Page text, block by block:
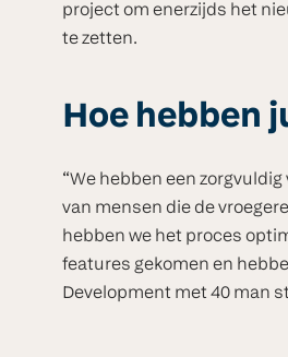
project om enerzijds het
te zetten.
Hoe hebben
“We hebben een
van mensen die de
hebben we het proces
features gekomen en
Development met 40 man